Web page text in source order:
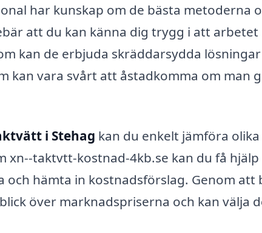
har kunskap om de bästa metoderna
att du kan känna dig trygg i att arbetet
kan de erbjuda skräddarsydda
kan vara svårt att åstadkomma om man
i Stehag kan du enkelt jämföra
xn--taktvtt-kostnad-4kb.se kan du få
hämta in kostnadsförslag. Genom att
över marknadspriserna och kan välja